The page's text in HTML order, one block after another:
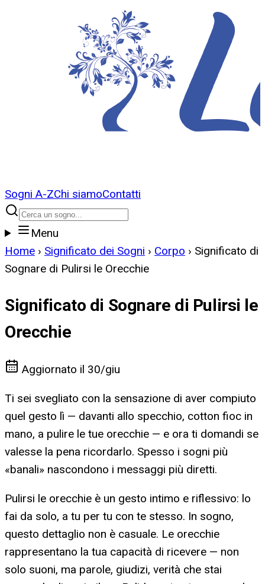
Sogni A-ZChi siamoContatti
Menu
Home › Significato dei Sogni › Corpo › Significato di
Sognare di Pulirsi le Orecchie
Significato di Sognare di Pulirsi le
Orecchie
Aggiornato il 30/giu
Ti sei svegliato con la sensazione di aver compiuto
quel gesto lì — davanti allo specchio, cotton fioc in
mano, a pulire le tue orecchie — e ora ti domandi se
valesse la pena ricordarlo. Spesso i sogni più
«banali» nascondono i messaggi più diretti.
Pulirsi le orecchie è un gesto intimo e riflessivo: lo
fai da solo, a tu per tu con te stesso. In sogno,
questo dettaglio non è casuale. Le orecchie
rappresentano la tua capacità di ricevere — non
solo suoni, ma parole, giudizi, verità che stai